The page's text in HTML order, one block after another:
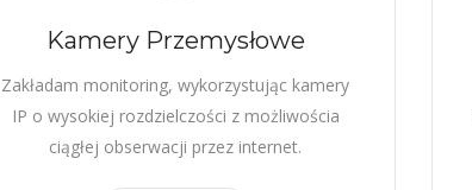
Kamery Przemysłowe
Zakładam monitoring, wykorzystując kamery
IP o wysokiej rozdzielczości z możliwościa
ciągłej obserwacji przez internet.